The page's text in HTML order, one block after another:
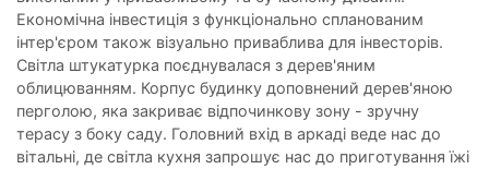
Економічна інвестиція з функціонально спланованим
інтер'єром також візуально приваблива для інвесторів.
Світла штукатурка поєднувалася з дерев'яним
облицюванням. Корпус будинку доповнений дерев'яною
перголою, яка закриває відпочинкову зону - зручну
терасу з боку саду. Головний вхід в аркаді веде нас до
вітальні, де світла кухня запрошує нас до приготування їжі